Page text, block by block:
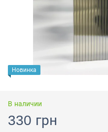
Новинка
В наличии
330 грн